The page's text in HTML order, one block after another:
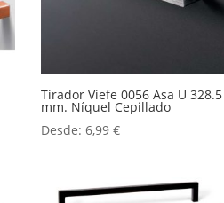
Tirador Viefe 0056 Asa U 328.5
mm. Níquel Cepillado
Desde: 6,99 €